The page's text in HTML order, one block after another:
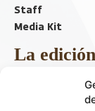
Staff
Media Kit
La
Descargar
ir a hemeroteca